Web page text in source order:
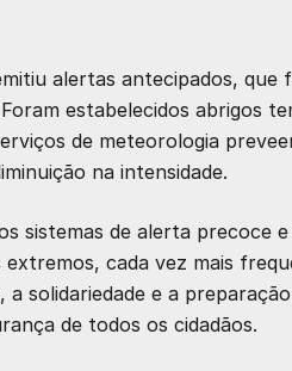
alertas antecipados, que
estabelecidos abrigos
de meteorologia
na intensidade.
sistemas de alerta precoce
cada vez mais
a solidariedade e a
de todos os cidadãos.